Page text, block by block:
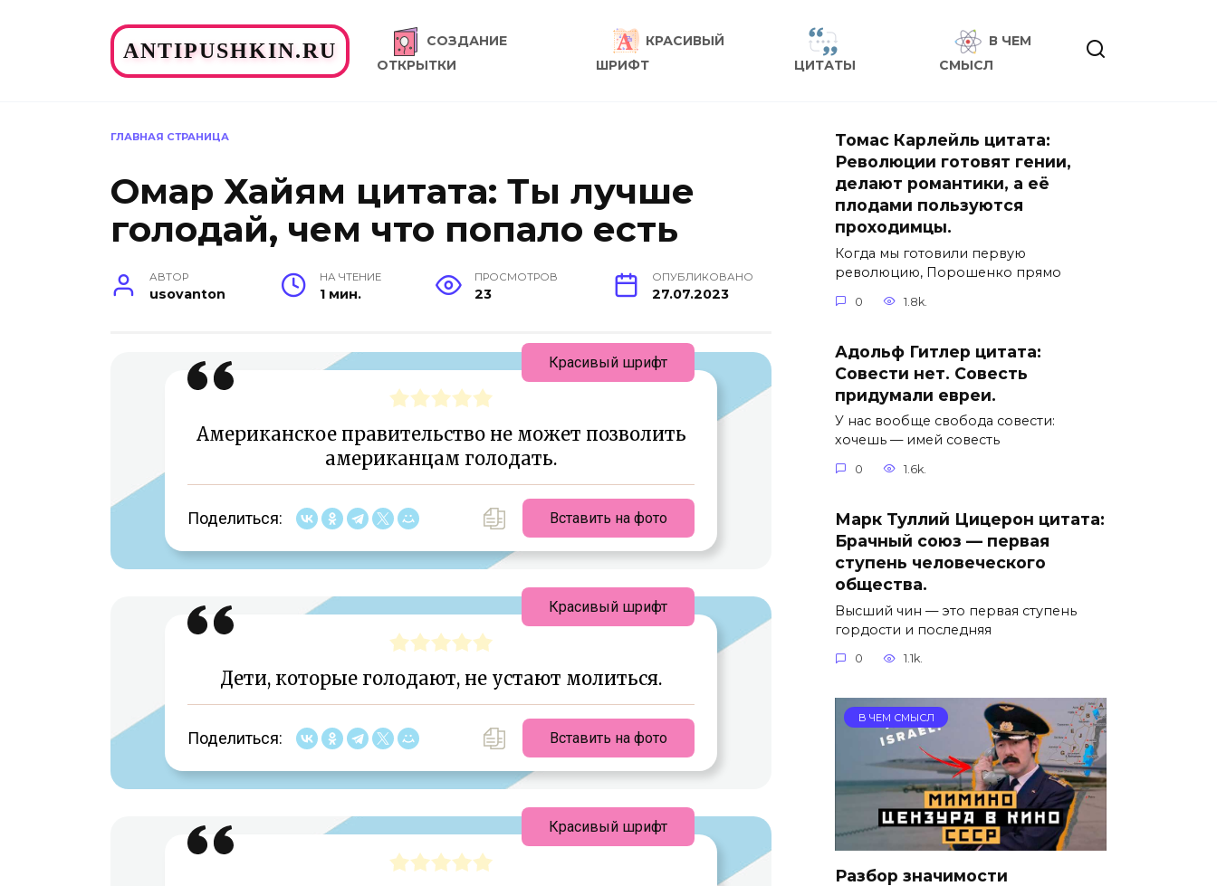
ANTIPUSHKIN.RU
СОЗДАНИЕ
ОТКРЫТКИ
КРАСИВЫЙ
ШРИФТ
ЦИТАТЫ
В ЧЕМ
СМЫСЛ
ГЛАВНАЯ СТРАНИЦА
Омар Хайям цитата: Ты лучше
голодай, чем что попало есть
АВТОР
usovanton
НА ЧТЕНИЕ
1 мин.
ПРОСМОТРОВ
23
ОПУБЛИКОВАНО
27.07.2023
Американское правительство не может позволить
американцам голодать.
Поделиться: Вставить на фото
Красивый шрифт
Дети, которые голодают, не устают молиться.
Поделиться: Вставить на фото
Красивый шрифт
Красивый шрифт
Томас Карлейль цитата:
Революции готовят гении,
делают романтики, а её
плодами пользуются
проходимцы.
Когда мы готовили первую
революцию, Порошенко прямо
0 1.8k.
Адольф Гитлер цитата:
Совести нет. Совесть
придумали евреи.
У нас вообще свобода совести:
хочешь — имей совесть
0 1.6k.
Марк Туллий Цицерон цитата:
Брачный союз — первая
ступень человеческого
общества.
Высший чин — это первая ступень
гордости и последняя
0 1.1k.
В ЧЕМ СМЫСЛ
Разбор значимости